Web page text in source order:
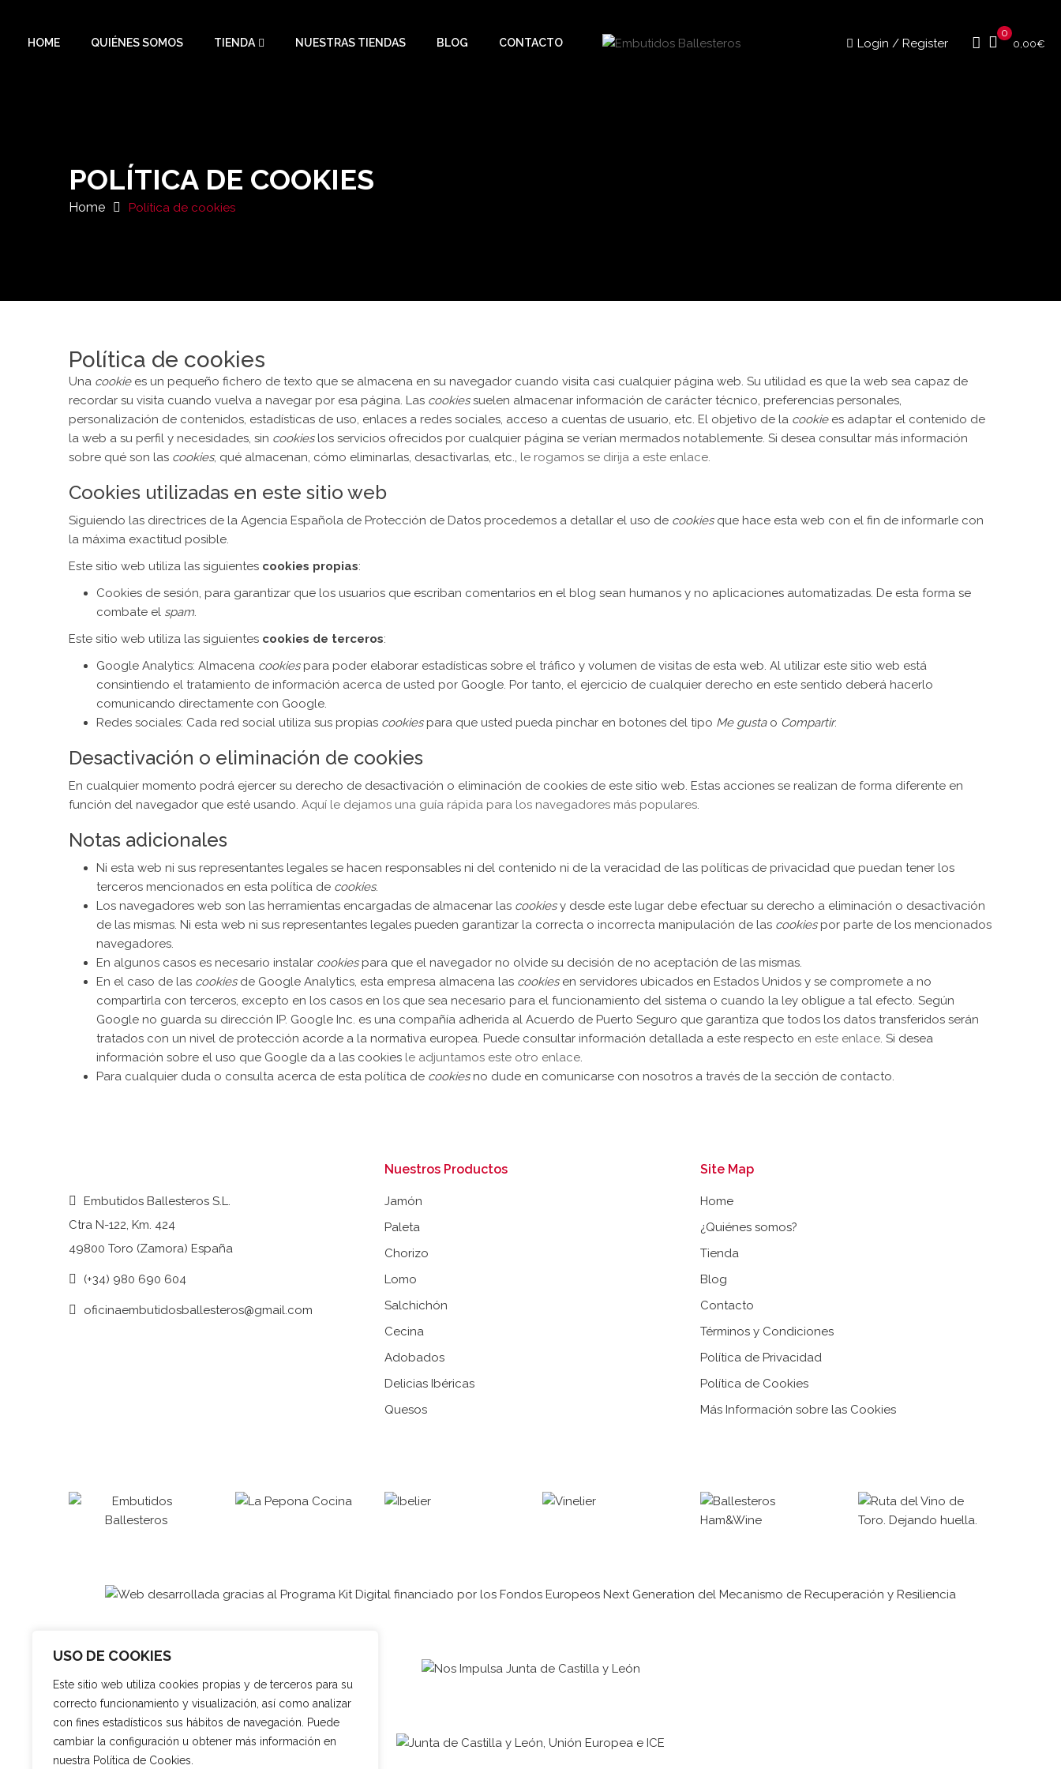
USO DE COOKIES
Este sitio web utiliza cookies propias y de terceros para su
correcto funcionamiento y visualización, así como analizar
con fines estadísticos sus hábitos de navegación. Puede
cambiar la configuración u obtener más información en
nuestra Política de Cookies.
HOME QUIÉNES SOMOS TIENDA NUESTRAS TIENDAS BLOG CONTACTO Login / Register
0
0,00€
POLÍTICA DE COOKIES
Home Política de cookies
Política de cookies
Una cookiees un pequeño fichero de texto que se almacena en su navegador cuando visita casi cualquier página web. Su utilidad es que la web sea capaz de
recordar su visita cuando vuelva a navegar por esa página. Las cookiessuelen almacenar información de carácter técnico, preferencias personales,
personalización de contenidos, estadísticas de uso, enlaces a redes sociales, acceso a cuentas de usuario, etc. El objetivo de la cookiees adaptar el contenido de
la web a su perfil y necesidades, sin cookieslos servicios ofrecidos por cualquier página se verían mermados notablemente. Si desea consultar más información
sobre qué son las cookies, qué almacenan, cómo eliminarlas, desactivarlas, etc., le rogamos se dirija a este enlace.
Cookies utilizadas en este sitio web
Siguiendo las directrices de la Agencia Española de Protección de Datos procedemos a detallar el uso de cookiesque hace esta web con el fin de informarle con
la máxima exactitud posible.
Este sitio web utiliza las siguientes cookies propias:
Cookies de sesión, para garantizar que los usuarios que escriban comentarios en el blog sean humanos y no aplicaciones automatizadas. De esta forma se
combate el spam.
Este sitio web utiliza las siguientes cookies de terceros:
Google Analytics: Almacena cookiespara poder elaborar estadísticas sobre el tráfico y volumen de visitas de esta web. Al utilizar este sitio web está
consintiendo el tratamiento de información acerca de usted por Google. Por tanto, el ejercicio de cualquier derecho en este sentido deberá hacerlo
comunicando directamente con Google.
Redes sociales: Cada red social utiliza sus propias cookiespara que usted pueda pinchar en botones del tipo Me gustao Compartir.
Desactivación o eliminación de cookies
En cualquier momento podrá ejercer su derecho de desactivación o eliminación de cookies de este sitio web. Estas acciones se realizan de forma diferente en
función del navegador que esté usando. Aquí le dejamos una guía rápida para los navegadores más populares.
Notas adicionales
Ni esta web ni sus representantes legales se hacen responsables ni del contenido ni de la veracidad de las políticas de privacidad que puedan tener los
terceros mencionados en esta política de cookies.
Los navegadores web son las herramientas encargadas de almacenar las cookiesy desde este lugar debe efectuar su derecho a eliminación o desactivación
de las mismas. Ni esta web ni sus representantes legales pueden garantizar la correcta o incorrecta manipulación de las cookiespor parte de los mencionados
navegadores.
En algunos casos es necesario instalar cookiespara que el navegador no olvide su decisión de no aceptación de las mismas.
En el caso de las cookiesde Google Analytics, esta empresa almacena las cookiesen servidores ubicados en Estados Unidos y se compromete a no
compartirla con terceros, excepto en los casos en los que sea necesario para el funcionamiento del sistema o cuando la ley obligue a tal efecto. Según
Google no guarda su dirección IP. Google Inc. es una compañía adherida al Acuerdo de Puerto Seguro que garantiza que todos los datos transferidos serán
tratados con un nivel de protección acorde a la normativa europea. Puede consultar información detallada a este respecto en este enlace. Si desea
información sobre el uso que Google da a las cookies le adjuntamos este otro enlace.
Para cualquier duda o consulta acerca de esta política de cookiesno dude en comunicarse con nosotros a través de la sección de contacto.
Embutidos Ballesteros S.L.
Ctra N-122, Km. 424
49800 Toro (Zamora) España
(+34) 980 690 604
oficinaembutidosballesteros@gmail.com
Nuestros Productos
Jamón
Paleta
Chorizo
Lomo
Salchichón
Cecina
Adobados
Delicias Ibéricas
Quesos
Site Map
Home
¿Quiénes somos?
Tienda
Blog
Contacto
Términos y Condiciones
Política de Privacidad
Política de Cookies
Más Información sobre las Cookies